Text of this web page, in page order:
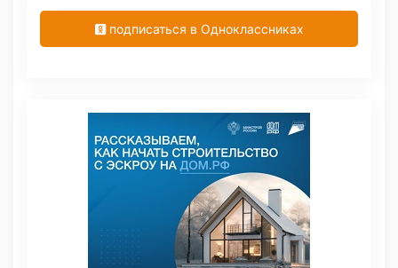
подписаться в Одноклассниках